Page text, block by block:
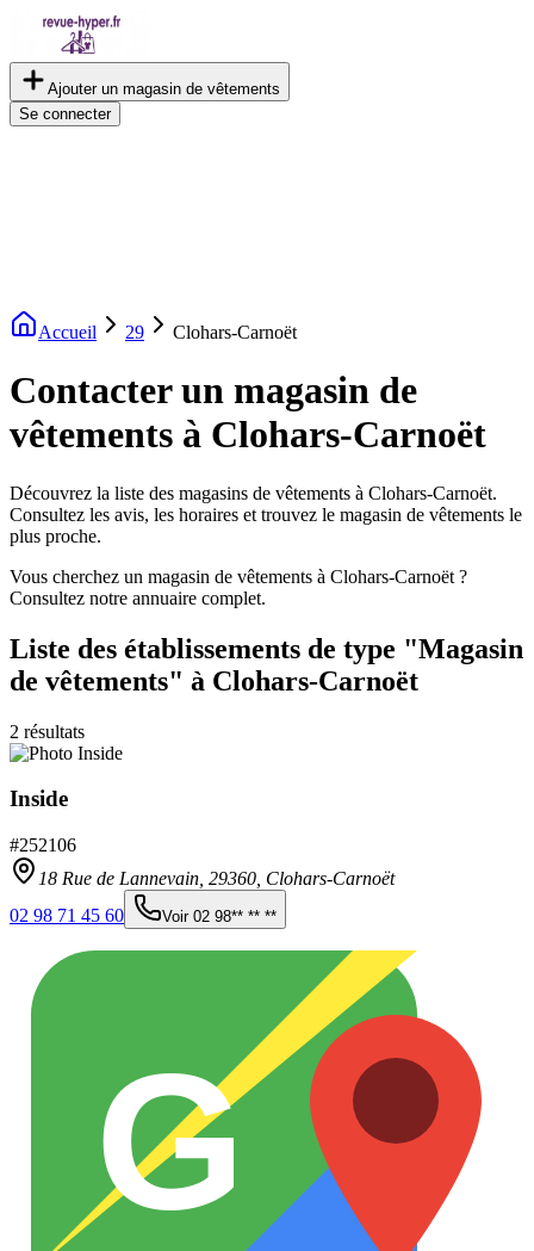
Ajouter un magasin de vêtements
Se connecter
Accueil 29 Clohars-Carnoët
Contacter un magasin de
vêtements à Clohars-Carnoët
Découvrez la liste des magasins de vêtements à Clohars-Carnoët.
Consultez les avis, les horaires et trouvez le magasin de vêtements le
plus proche.
Vous cherchez un magasin de vêtements à Clohars-Carnoët ?
Consultez notre annuaire complet.
Liste des établissements de type "Magasin
de vêtements" à Clohars-Carnoët
2 résultats
Inside
#252106
18 Rue de Lannevain, 29360 Clohars-Carnoët
02 98 71 45 60
Voir 02 98** ** **
G